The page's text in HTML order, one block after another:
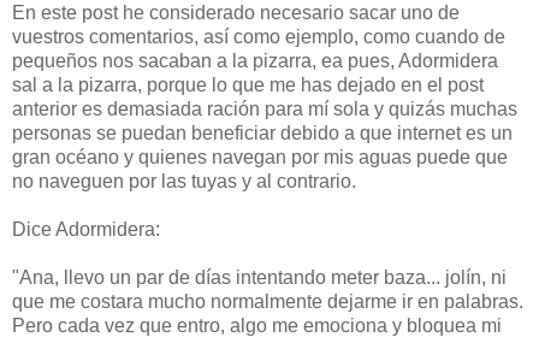
En este post he considerado necesario sacar uno de
vuestros comentarios, así como ejemplo, como cuando de
pequeños nos sacaban a la pizarra, ea pues, Adormidera
sal a la pizarra, porque lo que me has dejado en el post
anterior es demasiada ración para mí sola y quizás muchas
personas se puedan beneficiar debido a que internet es un
gran océano y quienes navegan por mis aguas puede que
no naveguen por las tuyas y al contrario.
Dice Adormidera:
"Ana, llevo un par de días intentando meter baza... jolín, ni
que me costara mucho normalmente dejarme ir en palabras.
Pero cada vez que entro, algo me emociona y bloquea mi